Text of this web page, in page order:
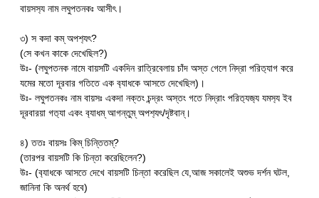
বায়সস‍্য নাম লঘুপতনকঃ আসীৎ।
৩) স কদা কম্ অপশ‍্যৎ?
(সে কখন কাকে দেখেছিল?)
উঃ- (লঘুপতনক নামে বায়সটি একদিন রাত্রিবেলায় চাঁদ অস্ত গেলে নিদ্রা পরিত‍্যাগ করে
যমের মতো দূরবার গতিতে এক ব‍্যাধকে আসতে দেখেছিল)।
উঃ- লঘুপতনকঃ নাম বায়সঃ একদা নক্তং চন্দ্রং অস্তং গতে নিদ্রাং পরিত‍্যজ‍্য যমস‍্য ইব
দূরবারয়া গত‍্যা একং ব‍্যাধম্ আগন্তুম্ অপশ‍্যৎ/দৃষ্টবান্।
৪) ততঃ বায়সঃ কিম্ চিন্তিতম্?
(তারপর বায়সটি কি চিন্তা করেছিলেন?)
উঃ- (ব‍্যাধকে আসতে দেখে বায়সটি চিন্তা করেছিল যে,আজ সকালেই অশুভ দর্শন ঘটল,
জানিনা কি অনর্থ হবে)